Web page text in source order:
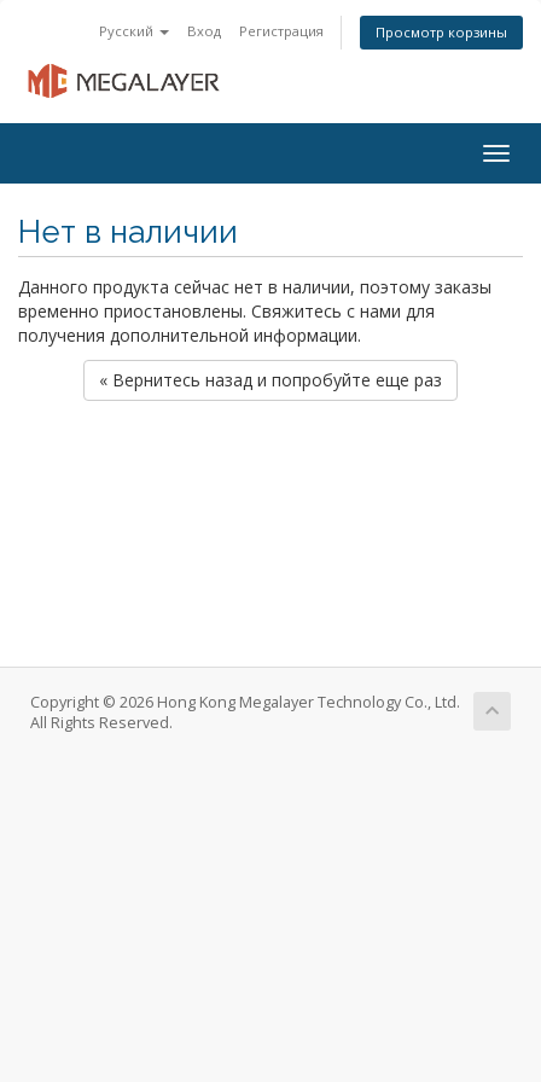
Русский Вход Регистрация Просмотр корзины
Нет в наличии
Данного продукта сейчас нет в наличии, поэтому заказы
временно приостановлены. Свяжитесь с нами для
получения дополнительной информации.
« Вернитесь назад и попробуйте еще раз
Copyright © 2026 Hong Kong Megalayer Technology Co., Ltd.
All Rights Reserved.